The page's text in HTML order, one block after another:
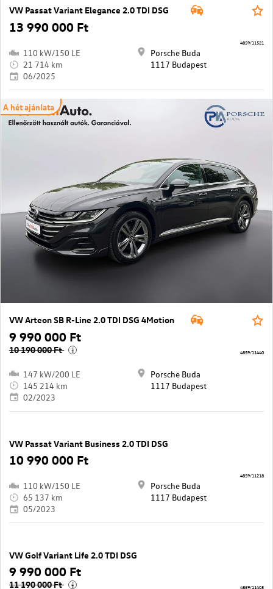
VW Passat Variant Elegance 2.0 TDI DSG
13 990 000 Ft
110 kW/150 LE
21 714 km
06/2025
Porsche Buda
1117 Budapest
4859/11521
A hét ajánlata
VW Arteon SB R-Line 2.0 TDI DSG 4Motion
9 990 000 Ft
10 190 000 Ft i
147 kW/200 LE
145 214 km
02/2023
Porsche Buda
1117 Budapest
4859/11440
VW Passat Variant Business 2.0 TDI DSG
10 990 000 Ft
110 kW/150 LE
65 137 km
05/2023
Porsche Buda
1117 Budapest
4859/11218
VW Golf Variant Life 2.0 TDI DSG
9 990 000 Ft
11 190 000 Ft i 4859/11405